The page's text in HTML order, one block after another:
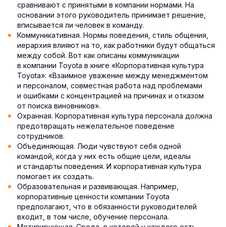
сравнивают с принятыми в компании нормами. На
основании этого руководитель принимает решение,
вписывается ли человек в команду.
Коммуникативная. Нормы поведения, стиль общения,
иерархия влияют на то, как работники будут общаться
между собой. Вот как описаны коммуникации
в компании Toyota в книге «Корпоративная культура
Toyota»: «Взаимное уважение между менеджментом
и персоналом, совместная работа над проблемами
и ошибками с концентрацией на причинах и отказом
от поиска виновников».
Охранная. Корпоративная культура персонала должна
предотвращать нежелательное поведение
сотрудников.
Объединяющая. Люди чувствуют себя одной
командой, когда у них есть общие цели, идеалы
и стандарты поведения. И корпоративная культура
помогает их создать.
Образовательная и развивающая. Например,
корпоративные ценности компании Toyota
предполагают, что в обязанности руководителей
входит, в том числе, обучение персонала.